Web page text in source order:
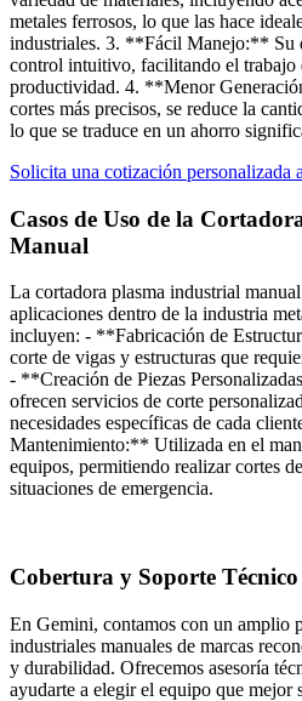
metales ferrosos, lo que las hace
industriales. 3. **Fácil Manejo:** Su
control intuitivo, facilitando el trabajo
productividad. 4. **Menor
cortes más precisos, se reduce la
lo que se traduce en un ahorro
Solicita una cotización personalizada
Casos de Uso de la
Manual​
La cortadora plasma industrial
aplicaciones dentro de la industria
incluyen: - **Fabricación de
corte de vigas y estructuras que
- **Creación de Piezas
ofrecen servicios de corte
necesidades específicas de cada
Mantenimiento:** Utilizada en el
equipos, permitiendo realizar cortes
situaciones de emergencia.
Cobertura y Soporte Técnico
En Gemini, contamos con un amplio
industriales manuales de marcas
y durabilidad. Ofrecemos asesoría
ayudarte a elegir el equipo que mejor